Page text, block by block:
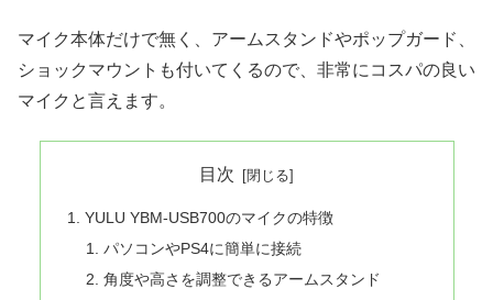
マイク本体だけで無く、アームスタンドやポップガード、
ショックマウントも付いてくるので、非常にコスパの良い
マイクと言えます。
目次
YULU YBM-USB700のマイクの特徴
パソコンやPS4に簡単に接続
角度や高さを調整できるアームスタンド